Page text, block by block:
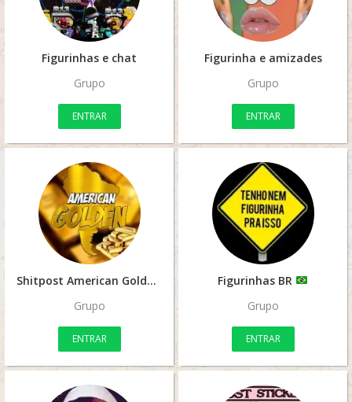
Figurinhas e chat
Grupo
ENTRAR
Figurinha e amizades
Grupo
ENTRAR
Shitpost American Golden
Grupo
ENTRAR
Figurinhas BR
Grupo
ENTRAR